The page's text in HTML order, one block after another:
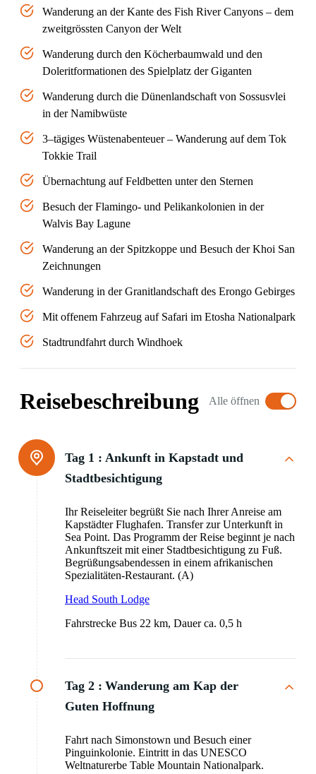
Wanderung an der Kante des Fish River Canyons – dem
zweitgrössten Canyon der Welt
Wanderung durch den Köcherbaumwald und den
Doleritformationen des Spielplatz der Giganten
Wanderung durch die Dünenlandschaft von Sossusvlei
in der Namibwüste
3–tägiges Wüstenabenteuer – Wanderung auf dem Tok
Tokkie Trail
Übernachtung auf Feldbetten unter den Sternen
Besuch der Flamingo- und Pelikankolonien in der
Walvis Bay Lagune
Wanderung an der Spitzkoppe und Besuch der Khoi San
Zeichnungen
Wanderung in der Granitlandschaft des Erongo Gebirges
Mit offenem Fahrzeug auf Safari im Etosha Nationalpark
Stadtrundfahrt durch Windhoek
Reisebeschreibung Alle öffnen
Tag 1 : Ankunft in Kapstadt und
Stadtbesichtigung
Ihr Reiseleiter begrüßt Sie nach Ihrer Anreise am
Kapstädter Flughafen. Transfer zur Unterkunft in
Sea Point. Das Programm der Reise beginnt je nach
Ankunftszeit mit einer Stadtbesichtigung zu Fuß.
Begrüßungsabendessen in einem afrikanischen
Spezialitäten-Restaurant. (A)
Head South Lodge
Fahrstrecke Bus 22 km, Dauer ca. 0,5 h
Tag 2 : Wanderung am Kap der
Guten Hoffnung
Fahrt nach Simonstown und Besuch einer
Pinguinkolonie. Eintritt in das UNESCO
Weltnaturerbe Table Mountain Nationalpark.